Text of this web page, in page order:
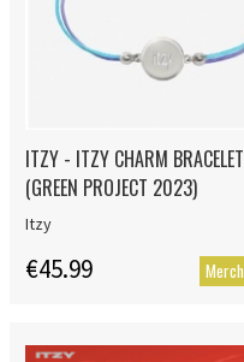
ITZY - ITZY CHARM BRACELET
(GREEN PROJECT 2023)
Itzy
€45.99 Merch